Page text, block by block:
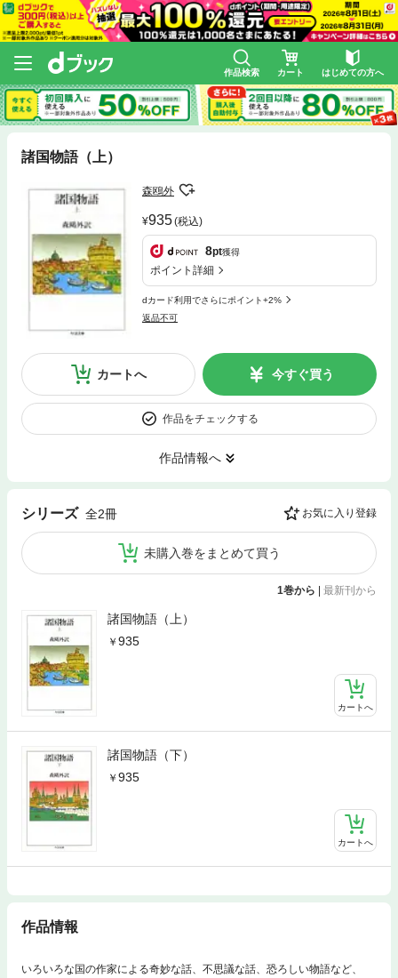
作品検索 カート はじめての方へ
諸国物語（上）
森鴎外
935(税込)
8pt獲得
ポイント詳細
dカード利用でさらにポイント+2%
返品不可
カートへ 今すぐ買う
作品をチェックする
作品情報へ
シリーズ 全2冊 お気に入り登録
未購入巻をまとめて買う
1巻から 最新刊から
諸国物語（上）
935
カートへ
諸国物語（下）
935
カートへ
作品情報
いろいろな国の作家による奇妙な話、不思議な話、恐ろしい物語など、